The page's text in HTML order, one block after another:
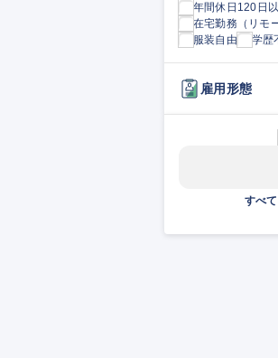
年間休日120日
在宅勤務（リモ
服装自由
学歴
雇用形態
すべ